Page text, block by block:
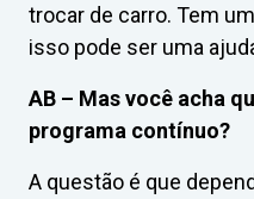
trocar de carro. Tem
isso pode ser uma
AB – Mas você acha
programa contínuo?
A questão é que